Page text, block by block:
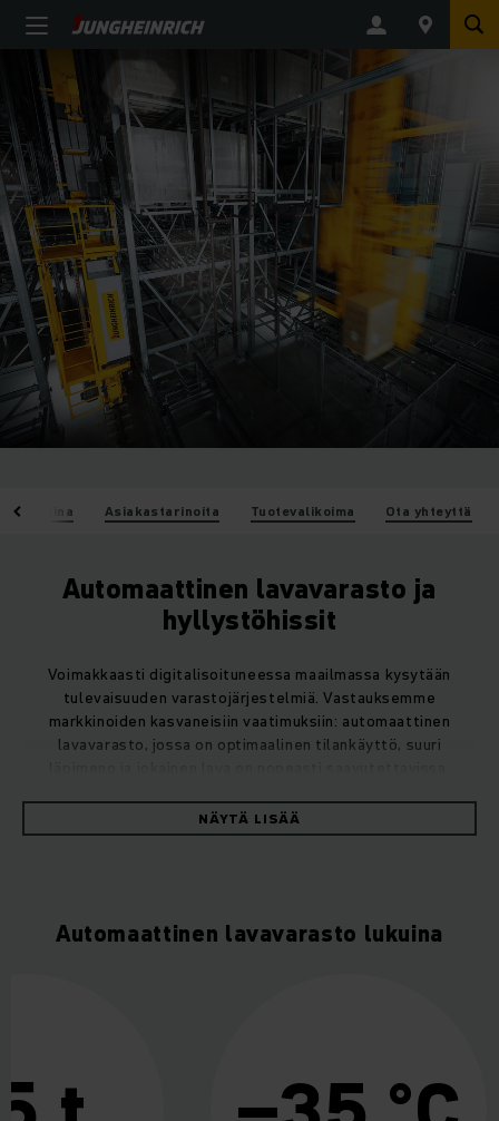
lukuina Asiakastarinoita Tuotevalikoima Ota yhteyttä
Automaattinen lavavarasto ja
hyllystöhissit
Voimakkaasti digitalisoituneessa maailmassa kysytään
tulevaisuuden varastojärjestelmiä. Vastauksemme
markkinoiden kasvaneisiin vaatimuksiin: automaattinen
lavavarasto, jossa on optimaalinen tilankäyttö, suuri
Modulaarisuutensa ja skaalautuvuutensa ansiosta
NÄYTÄ LISÄÄ
Automaattinen lavavarasto lukuina